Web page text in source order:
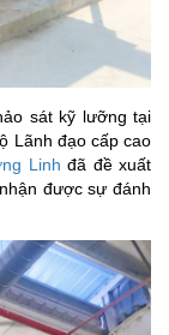
sát kỹ lưỡng tại
Lãnh đạo cấp cao
Linh đã đề xuất
được sự đánh